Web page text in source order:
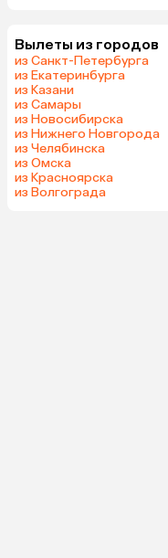
Вылеты из городов
из Санкт-Петербурга
из Екатеринбурга
из Казани
из Самары
из Новосибирска
из Нижнего Новгорода
из Челябинска
из Омска
из Красноярска
из Волгограда